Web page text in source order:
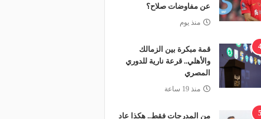
عن مفاوضات صلاح؟
منذ يوم
قمة مبكرة بين الزمالك
والأهلي.. قرعة نارية للدوري
المصري
منذ 19 ساعة
5
من المدرجات فقط.. هكذا عاد